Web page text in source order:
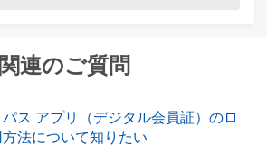
関連のご質問
ス アプリ（デジタル会員証）のロ
法について知りたい